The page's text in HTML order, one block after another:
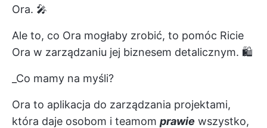
Ora. 🎤
Ale to, co Ora mogłaby zrobić, to pomóc Ricie
Ora w zarządzaniu jej biznesem detalicznym. 🛍
_Co mamy na myśli?
Ora to aplikacja do zarządzania projektami,
która daje osobom i teamom prawie wszystko,